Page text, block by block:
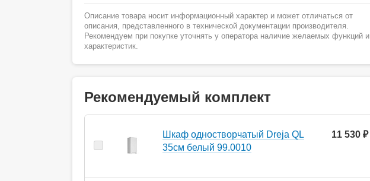
Описание товара носит информационный характер и может отличаться от
описания, представленного в технической документации производителя.
Рекомендуем при покупке уточнять у оператора наличие желаемых функций и
характеристик.
Рекомендуемый комплект
Шкаф одностворчатый Dreja QL
35см белый 99.0010
11 530 ₽